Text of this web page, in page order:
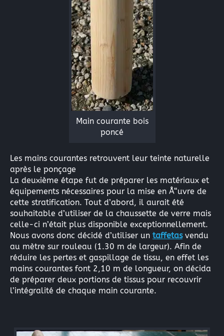
Main courante bois
poncé
Les mains courantes retrouvent leur teinte naturelle
après le ponçage
La deuxième étape fut de préparer les matériaux et
équipements nécessaires pour la mise en Å“uvre de
cette stratification. Tout d’abord, il aurait été
souhaitable d’utiliser de la chaussette de verre mais
celle-ci n’était plus disponible exceptionnellement.
Nous avons donc décidé d’utiliser un taffetasvendu
au mètre sur rouleau (1.30 m de largeur). Afin de
réduire les pertes et gaspillage de tissu, en effet les
mains courantes font 2,10 m de longueur, on décida
de préparer deux portions de tissus pour recouvrir
l’intégralité de chaque main courante.